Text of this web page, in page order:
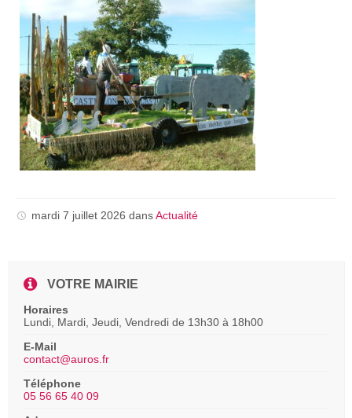
mardi 7 juillet 2026 dansActualité
VOTRE MAIRIE
Horaires
Lundi, Mardi, Jeudi, Vendredi de 13h30 à 18h00
E-Mail
contact@auros.fr
Téléphone
05 56 65 40 09